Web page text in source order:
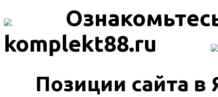
komplekt88.ru
Позиции сайта в